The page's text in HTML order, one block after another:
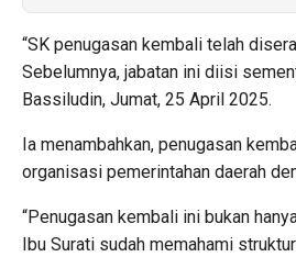
“SK penugasan kembali telah
Sebelumnya, jabatan ini diisi
Bassiludin, Jumat, 25 April 2025.
Ia menambahkan, penugasan
organisasi pemerintahan daerah
“Penugasan kembali ini bukan
Ibu Surati sudah memahami